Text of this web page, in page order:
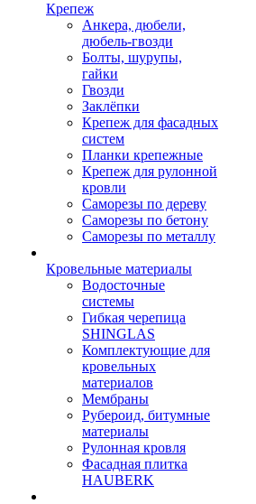
Крепеж
Анкера, дюбели,
дюбель-гвозди
Болты, шурупы,
гайки
Гвозди
Заклёпки
Крепеж для фасадных
систем
Планки крепежные
Крепеж для рулонной
кровли
Саморезы по дереву
Саморезы по бетону
Саморезы по металлу
Кровельные материалы
Водосточные
системы
Гибкая черепица
SHINGLAS
Комплектующие для
кровельных
материалов
Мембраны
Рубероид, битумные
материалы
Рулонная кровля
Фасадная плитка
HAUBERK